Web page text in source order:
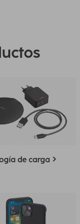
de carga